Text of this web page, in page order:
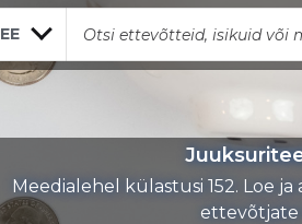
EE
Meedialehel külastusi 152. Loe
ettevõtjate